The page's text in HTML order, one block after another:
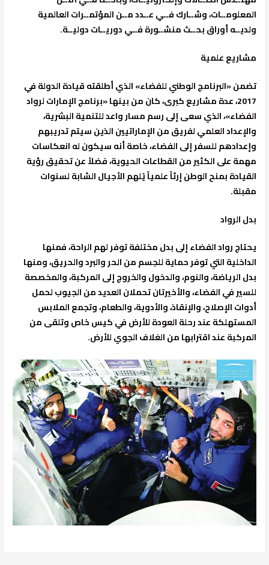
المعلومــات، وشــارك فــي عــدد مــن المؤتمــرات العالمية
ولديــه أوراق بحــث منشــورة فــي دوريــات دوليــة.
مشاريع علمية
تضمن «البرنامج الوطني للفضاء» الذي أطلقته قيادة الدولة في
2017، عدة مشاريع كبرى، كان من بينها «برنامج الإمارات لرواد
الفضاء»، الذي سعى إلى رسم مسار واعد للتنمية البشرية،
والإعداد العلمي لفريق من الإماراتيين الذين سيتم تدريبهم
وإعدادهم للسفر إلى الفضاء، خاصة أنه سيكون له انعكاسات
مهمة على الكثير من القطاعات الحيوية، فضلاً عن تحقيق رؤية
القيادة بمنح الوطن إرثاً علمياً يُلهم الأجيال الشابة لسنوات
مقبلة.
بدل الرواد
يحتاج رواد الفضاء إلى بدل مختلفة توفر لهم الراحة، فمنها
الداخلية التي توفر حماية للجسم من الحر والبرد والحريق، ومنها
بدل الرياضة، والنوم، والدخول والخروج إلى المركبة، والمخصصة
للسير في الفضاء، والأخيرتان تحملان العديد من الجيوب لحمل
أدوات الإصلاح، والإنقاذ، والأدوية، والطعام، وتجمع الملابس
المستهلكة عند رحلة العودة للأرض في كيس خاص وتلقى من
المركبة عند اقترابها من الغلاف الجوي للأرض.